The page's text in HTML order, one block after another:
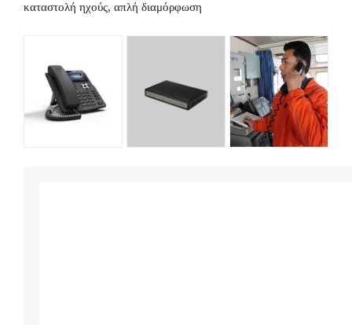
καταστολή ηχούς, απλή διαμόρφωση